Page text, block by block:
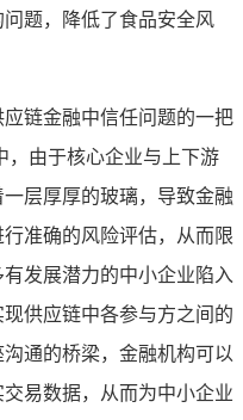
题，降低了食品安全风
链金融中信任问题的一把
，由于核心企业与上下游
层厚厚的玻璃，导致金融
准确的风险评估，从而限
发展潜力的中小企业陷入
供应链中各参与方之间的
通的桥梁，金融机构可以
易数据，从而为中小企业